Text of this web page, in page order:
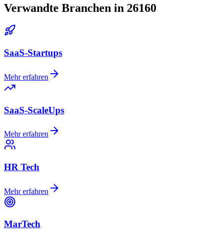
Verwandte Branchen in 26160
SaaS-Startups
Mehr erfahren
SaaS-ScaleUps
Mehr erfahren
HR Tech
Mehr erfahren
MarTech